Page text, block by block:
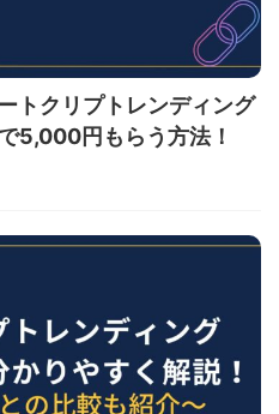
トクリプトレンディング
5,000円もらう方法！